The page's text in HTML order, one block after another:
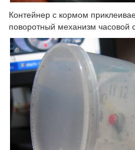
Контейнер с кормом
поворотный механизм часовой